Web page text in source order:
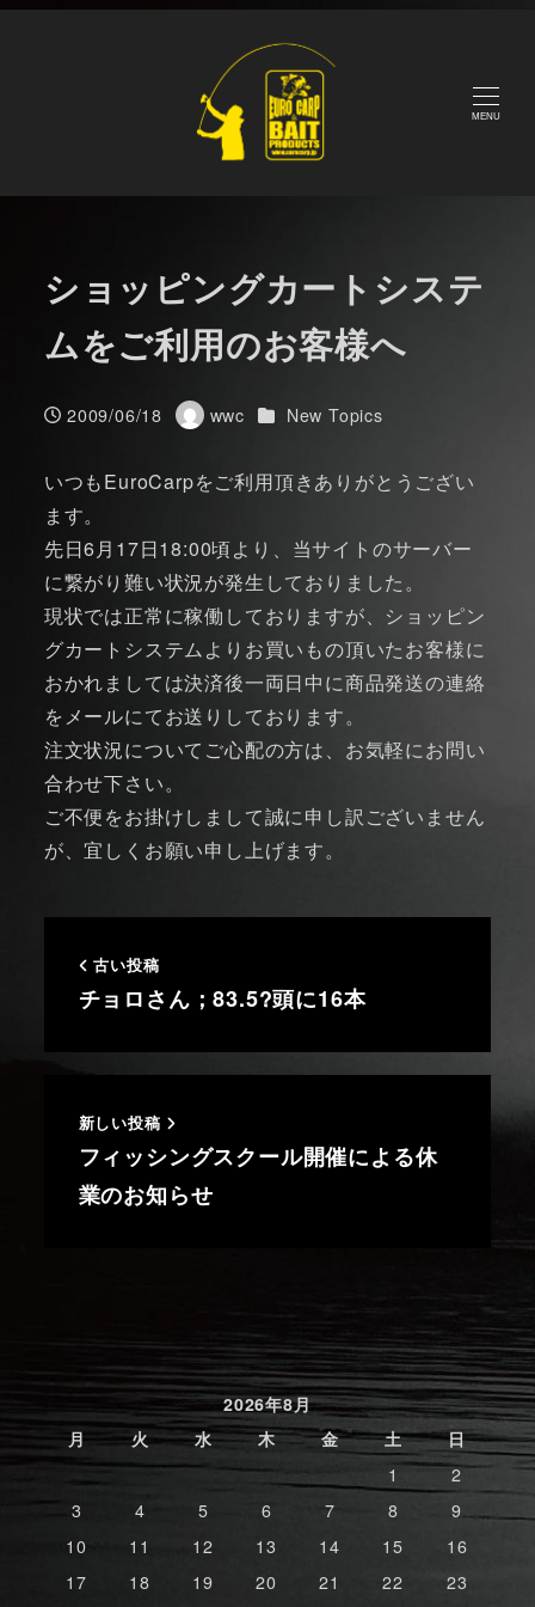
テ
MENU
New Topics
ショッピングカートシステ
ショッピングカートシステ
ムをご利用のお客様へ
投稿日
2009/06/18
著
wwc カテゴリー
New Topics
いつもEuroCarpをご利用頂きありがとうござい
ます。
先日6月17日18:00頃より、当サイトのサーバー
に繋がり難い状況が発生しておりました。
現状では正常に稼働しておりますが、ショッピン
グカートシステムよりお買いもの頂いたお客様に
おかれましては決済後一両日中に商品発送の連絡
をメールにてお送りしております。
注文状況についてご心配の方は、お気軽にお問い
合わせ下さい。
ご不便をお掛けしまして誠に申し訳ございません
が、宜しくお願い申し上げます。
古い投稿
チョロさん；83.5?頭に16本
新しい投稿
フィッシングスクール開催による休
業のお知らせ
2026年8月
月
火 水 木 金 土
日
1
2
3
4 5 6 7 8
9
10
11 12 13 14 15
16
17
18 19 20 21 22
23